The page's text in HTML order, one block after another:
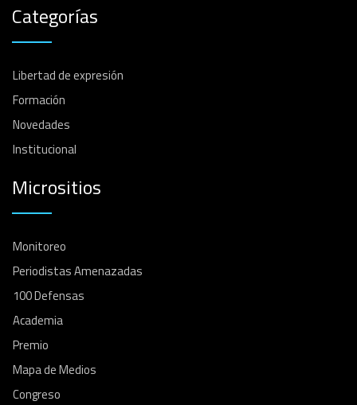
Categorías
Libertad de expresión
Formación
Novedades
Institucional
Micrositios
Monitoreo
Periodistas Amenazadas
100 Defensas
Academia
Premio
Mapa de Medios
Congreso